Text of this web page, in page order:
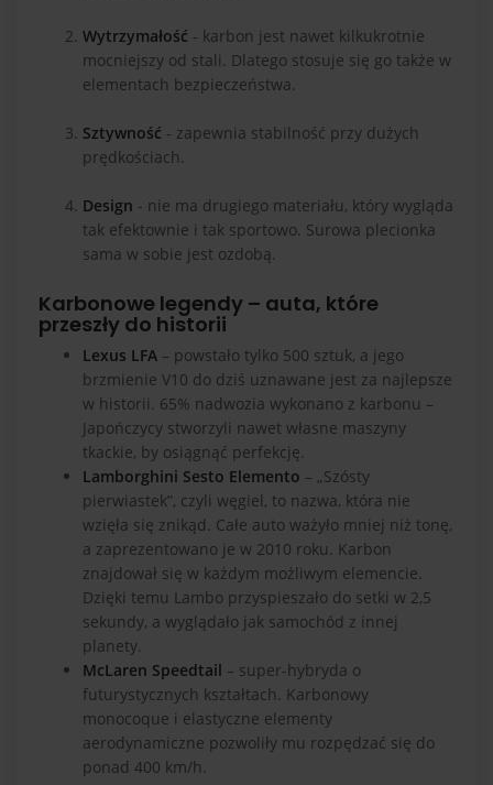
Wytrzymałość - karbon jest nawet kilkukrotnie
mocniejszy od stali. Dlatego stosuje się go także w
elementach bezpieczeństwa.
Sztywność - zapewnia stabilność przy dużych
prędkościach.
Design - nie ma drugiego materiału, który wygląda
tak efektownie i tak sportowo. Surowa plecionka
sama w sobie jest ozdobą.
Karbonowe legendy – auta, które
przeszły do historii
Lexus LFA – powstało tylko 500 sztuk, a jego
brzmienie V10 do dziś uznawane jest za najlepsze
w historii. 65% nadwozia wykonano z karbonu –
Japończycy stworzyli nawet własne maszyny
tkackie, by osiągnąć perfekcję.
Lamborghini Sesto Elemento – „Szósty
pierwiastek”, czyli węgiel, to nazwa, która nie
wzięła się znikąd. Całe auto ważyło mniej niż tonę,
a zaprezentowano je w 2010 roku. Karbon
znajdował się w każdym możliwym elemencie.
Dzięki temu Lambo przyspieszało do setki w 2,5
sekundy, a wyglądało jak samochód z innej
planety.
McLaren Speedtail – super-hybryda o
futurystycznych kształtach. Karbonowy
monocoque i elastyczne elementy
aerodynamiczne pozwoliły mu rozpędzać się do
ponad 400 km/h.